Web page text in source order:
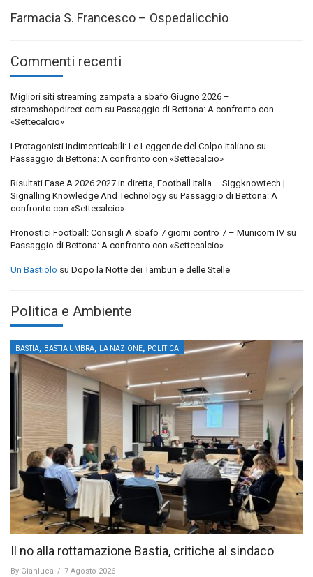
Farmacia S. Francesco – Ospedalicchio
Commenti recenti
Migliori siti streaming zampata a sbafo Giugno 2026 –
streamshopdirect.com su Passaggio di Bettona: A confronto con
«Settecalcio»
I Protagonisti Indimenticabili: Le Leggende del Colpo Italiano su
Passaggio di Bettona: A confronto con «Settecalcio»
Risultati Fase A 2026 2027 in diretta, Football Italia – Siggknowtech |
Signalling Knowledge And Technology su Passaggio di Bettona: A
confronto con «Settecalcio»
Pronostici Football: Consigli A sbafo 7 giorni contro 7 – Municorn IV su
Passaggio di Bettona: A confronto con «Settecalcio»
Un Bastiolo su Dopo la Notte dei Tamburi e delle Stelle
Politica e Ambiente
BASTIA, BASTIA UMBRA, LA NAZIONE, POLITICA
Il no alla rottamazione Bastia, critiche al sindaco
By Gianluca / 7 Agosto 2026